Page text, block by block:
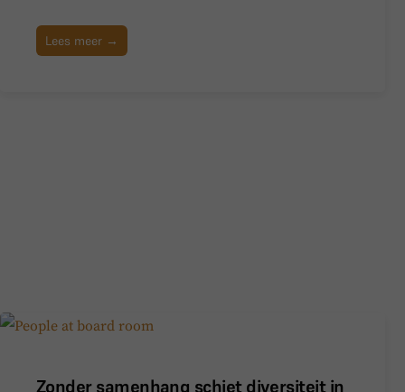
Lees meer →
Zonder samenhang schiet diversiteit in